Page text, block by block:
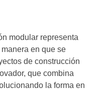
modular representa
en que se
de construcción
que combina
la forma en